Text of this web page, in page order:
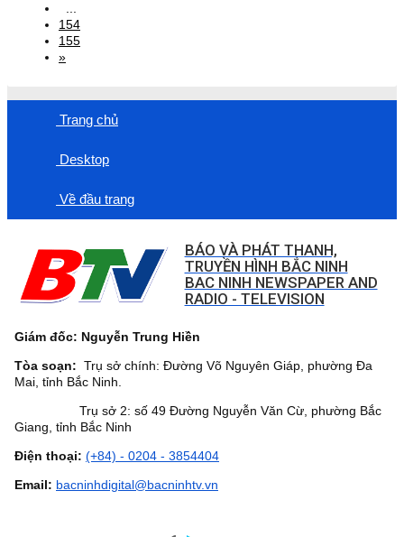
154
155
»
Trang chủ
Desktop
Về đầu trang
BÁO VÀ PHÁT THANH,
TRUYỀN HÌNH BẮC NINH
BAC NINH NEWSPAPER AND
RADIO - TELEVISION
Giám đốc: Nguyễn Trung Hiền
Tòa soạn: Trụ sở chính: Đường Võ Nguyên Giáp, phường Đa
Mai, tỉnh Bắc Ninh.
Trụ sở 2: số 49 Đường Nguyễn Văn Cừ, phường Bắc
Giang, tỉnh Bắc Ninh
Điện thoại: (+84) - 0204 - 3854404
Email: bacninhdigital@bacninhtv.vn